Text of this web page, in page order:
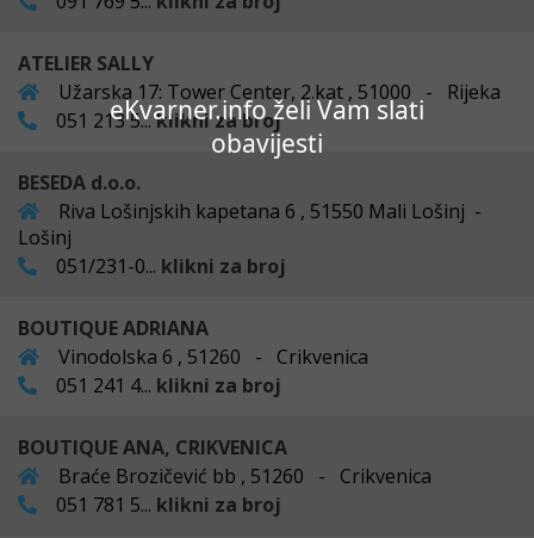
eKvarner.info želi Vam slati
obavijesti
ATELIER SALLY
Užarska 17: Tower Center, 2.kat , 51000 - Rijeka
051 213 5...klikni za broj
BESEDA d.o.o.
Riva Lošinjskih kapetana 6 , 51550 Mali Lošinj -
Lošinj
051/231-0... klikni za broj
BOUTIQUE ADRIANA
Vinodolska 6 , 51260 - Crikvenica
051 241 4... klikni za broj
BOUTIQUE ANA, CRIKVENICA
Braće Brozičević bb , 51260 - Crikvenica
051 781 5... klikni za broj